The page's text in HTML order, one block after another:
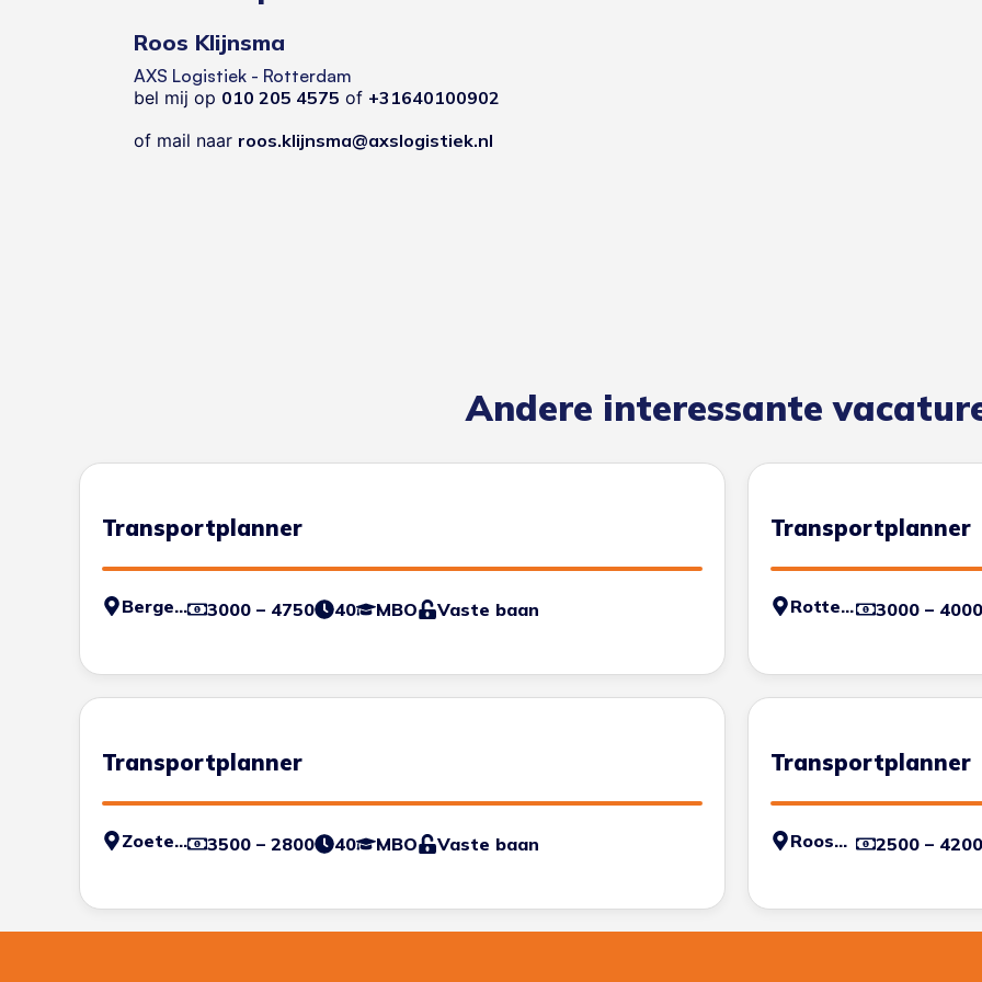
Roos Klijnsma
AXS Logistiek - Rotterdam
bel mij op 010 205 4575 of +31640100902
of mail naar roos.klijnsma@axslogistiek.nl
Andere interessante
Transportplanner
Bergen op Zoom 3000 – 4750 40 MBO Vaste baan
Transportplanner
Rotterdam 3000 – 4000
Transportplanner
Zoetermeer 3500 – 2800 40 MBO Vaste baan
Transportplanner
Roosendaal 2500 – 4200